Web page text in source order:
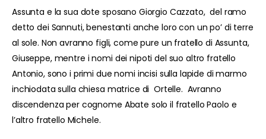
Assunta e la sua dote sposano Giorgio Cazzato, del ramo
detto dei Sannuti, benestanti anche loro con un po’ di terre
al sole. Non avranno figli, come pure un fratello di Assunta,
Giuseppe, mentre i nomi dei nipoti del suo altro fratello
Antonio, sono i primi due nomi incisi sulla lapide di marmo
inchiodata sulla chiesa matrice di Ortelle. Avranno
discendenza per cognome Abate solo il fratello Paolo e
l’altro fratello Michele.